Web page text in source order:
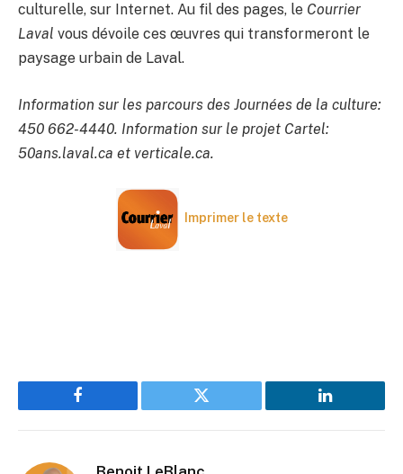
culturelle, sur Internet. Au fil des pages, le Courrier
Laval vous dévoile ces œuvres qui transformeront le
paysage urbain de Laval.
Information sur les parcours des Journées de la culture:
450 662-4440. Information sur le projet Cartel:
50ans.laval.ca et verticale.ca.
Imprimer le texte
Facebook Twitter LinkedIn